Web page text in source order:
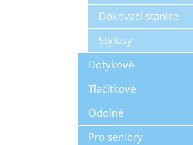
Dokovací stanice
Stylusy
Dotykové
Tlačítkové
Odolné
Pro seniory